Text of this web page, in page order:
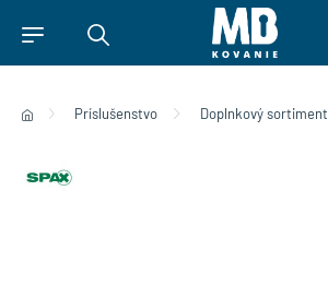
Príslušenstvo Doplnkový sortiment